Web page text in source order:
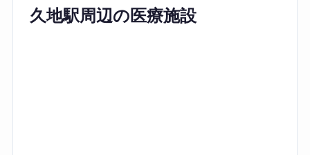
久地駅周辺の医療施設